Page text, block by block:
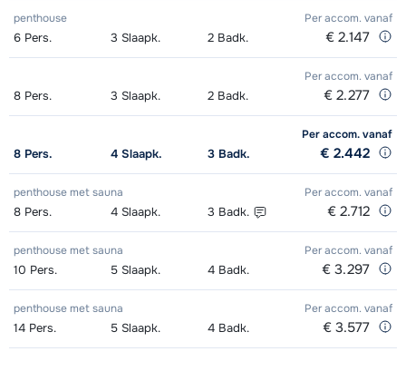
penthouse Per accom. vanaf
6 Pers. 3 Slaapk. 2 Badk. € 2.147
Per accom. vanaf
8 Pers. 3 Slaapk. 2 Badk. € 2.277
Per accom.vanaf
8 Pers. 4 Slaapk. 3 Badk. € 2.442
penthouse met sauna Per accom. vanaf
8 Pers. 4 Slaapk. 3 Badk. € 2.712
penthouse met sauna Per accom. vanaf
10 Pers. 5 Slaapk. 4 Badk. € 3.297
penthouse met sauna Per accom. vanaf
14 Pers. 5 Slaapk. 4 Badk. € 3.577